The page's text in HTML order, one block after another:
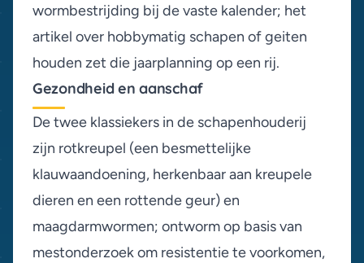
wormbestrijding bij de vaste kalender; het
artikel over hobbymatig schapen of geiten
houden zet die jaarplanning op een rij.
Gezondheid en aanschaf
De twee klassiekers in de schapenhouderij
zijn rotkreupel (een besmettelijke
klauwaandoening, herkenbaar aan kreupele
dieren en een rottende geur) en
maagdarmwormen; ontworm op basis van
mestonderzoek om resistentie te voorkomen,